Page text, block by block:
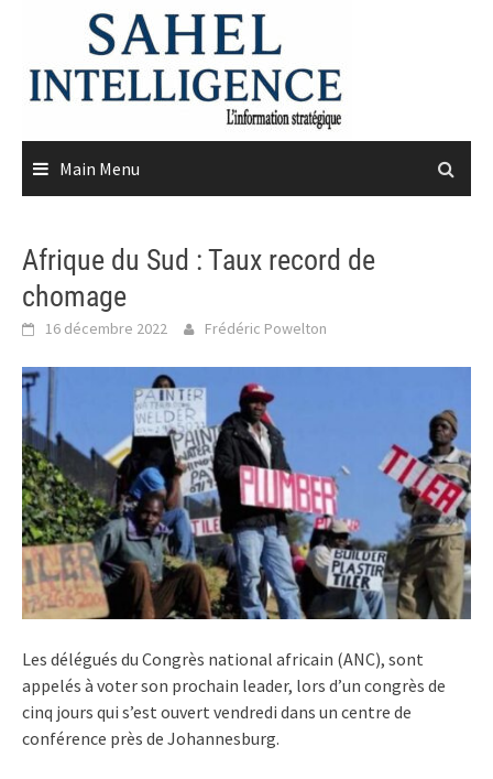
content
Main Menu
Afrique du Sud : Taux record de
chomage
16 décembre 2022 Frédéric Powelton
Les délégués du Congrès national africain (ANC), sont
appelés à voter son prochain leader, lors d’un congrès de
cinq jours qui s’est ouvert vendredi dans un centre de
conférence près de Johannesburg.